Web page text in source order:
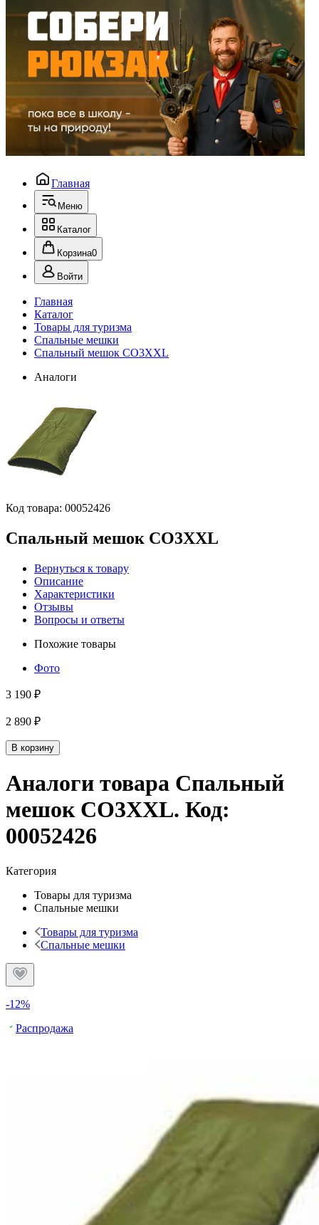
Главная
Меню
Каталог
Корзина0
Войти
Главная
Каталог
Товары для туризма
Спальные мешки
Спальный мешок CO3XXL
Аналоги
Код товара: 00052426
Спальный мешок CO3XXL
Вернуться к товару
Описание
Характеристики
Отзывы
Вопросы и ответы
Похожие товары
Фото
3 190 ₽
2 890 ₽
В корзину
Аналоги товара Спальный
мешок CO3XXL. Код:
00052426
Категория
Товары для туризма
Спальные мешки
Товары для туризма
Спальные мешки
-12%
Распродажа